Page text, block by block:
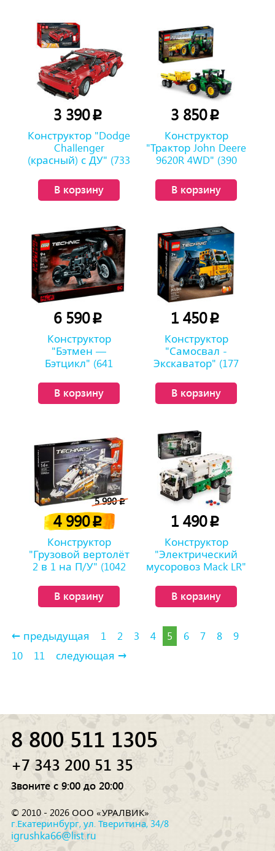
3 390p
Конструктор "Dodge
Challenger
(красный) с ДУ" (733
В корзину
3 850p
Конструктор
"Трактор John Deere
9620R 4WD" (390
В корзину
6 590p
Конструктор
"Бэтмен —
Бэтцикл" (641
В корзину
1 450p
Конструктор
"Самосвал -
Экскаватор" (177
В корзину
5 990p
4 990p
Конструктор
"Грузовой вертолёт
2 в 1 на П/У" (1042
В корзину
1 490p
Конструктор
"Электрический
мусоровоз Mack LR"
В корзину
← предыдущая 1 2 3 4 5 6 7 8
9
10
11 следующая →
8 800 511 1305
+7 343 200 51 35
Звоните с 9:00 до 20:00
© 2010 - 2026 ООО «УРАЛВИК»
г.Екатеринбург, ул. Тверитина, 34/8
igrushka66@list.ru